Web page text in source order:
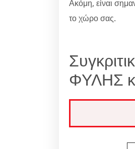
Ακόμη, είναι
το χώρο σας.
ΦΥΛΗΣ